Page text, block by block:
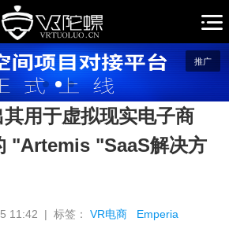
推广
用于虚拟现实电子商
"Artemis "SaaS解决方
11:42 | 标签：VR电商 Emperia